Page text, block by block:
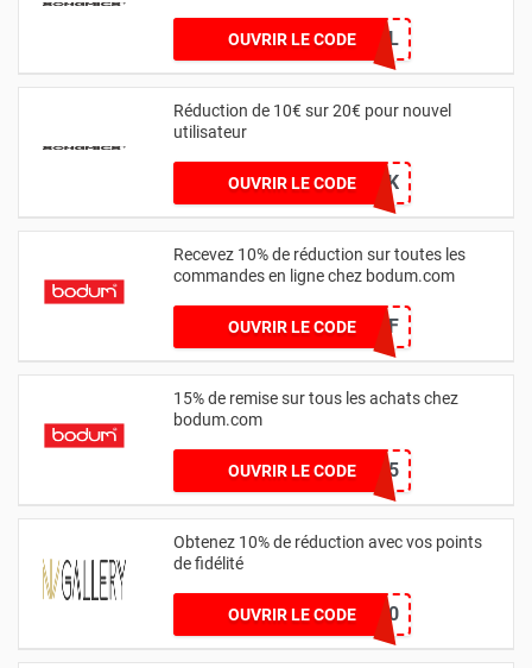
OUVRIR LE CODE15SOCIAL
Réduction de 10€ sur 20€ pour nouvel
utilisateur
OUVRIR LE CODE
WELCOMEBACK
Recevez 10% de réduction sur toutes les
commandes en ligne chez bodum.com
OUVRIR LE CODE
YOUR10OFF
15% de remise sur tous les achats chez
bodum.com
OUVRIR LE CODE
OBERST15
Obtenez 10% de réduction avec vos points
de fidélité
OUVRIR LE CODECarolin10